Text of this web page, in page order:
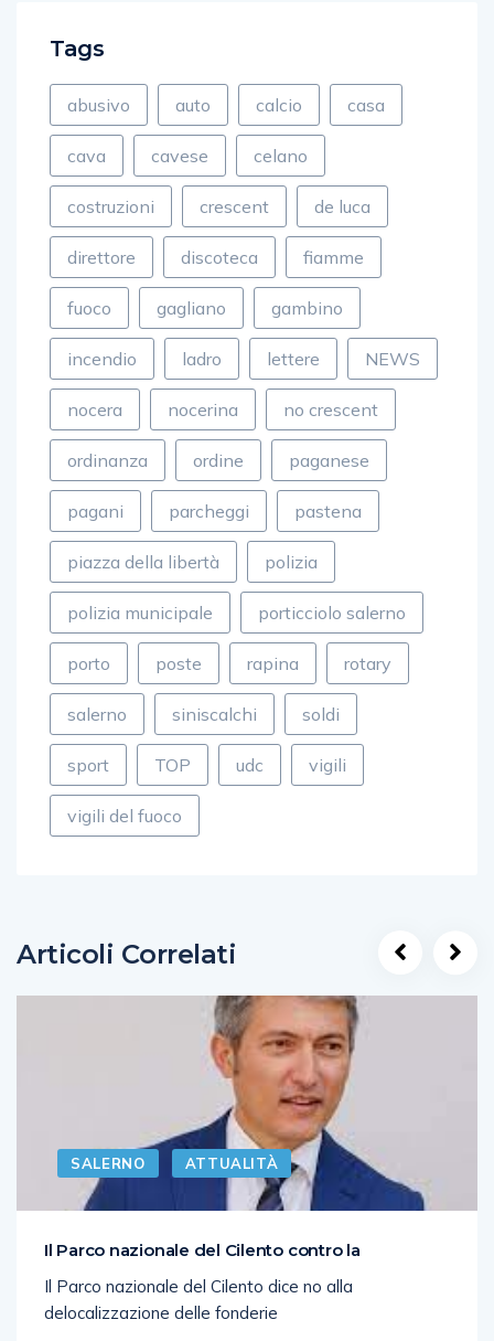
Tags
abusivo auto calcio casa
cava cavese celano
costruzioni crescent de luca
direttore discoteca fiamme
fuoco gagliano gambino
incendio ladro lettere NEWS
nocera nocerina no crescent
ordinanza ordine paganese
pagani parcheggi pastena
piazza della libertà polizia
polizia municipale porticciolo salerno
porto poste rapina rotary
salerno siniscalchi soldi
sport TOP udc vigili
vigili del fuoco
Articoli Correlati
SALERNO ATTUALITÀ
Il Parco nazionale del Cilento contro la
Il Parco nazionale del Cilento dice no alla
delocalizzazione delle fonderie